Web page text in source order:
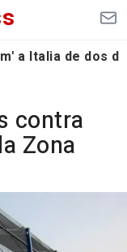
a Italia de dos
contra
Zona